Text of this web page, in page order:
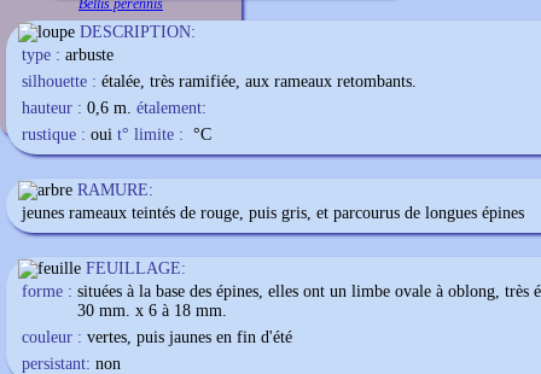
Bellis perennis
DESCRIPTION:
type : arbuste
silhouette : étalée, très ramifiée, aux rameaux retombants.
hauteur : 0,6 m. étalement:
rustique : oui t° limite : °C
RAMURE:
jeunes rameaux teintés de rouge, puis gris, et parcourus de longues épines
FEUILLAGE:
forme : situées à la base des épines, elles ont un limbe ovale à oblong, très
30 mm. x 6 à 18 mm.
couleur : vertes, puis jaunes en fin d'été
persistant: non